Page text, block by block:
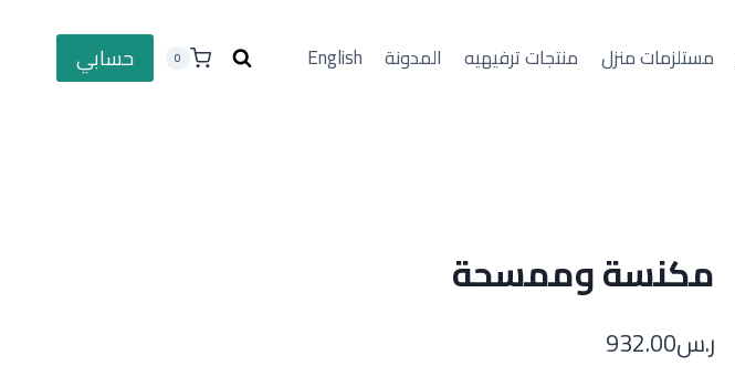
مستلزمات منزل منتجات ترفيهيه المدونة English
0 حسابي
مكنسة وممسحة
ر.س932.00